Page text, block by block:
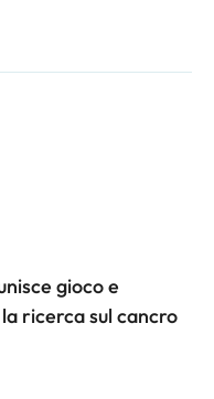
gioco e
ricerca sul cancro